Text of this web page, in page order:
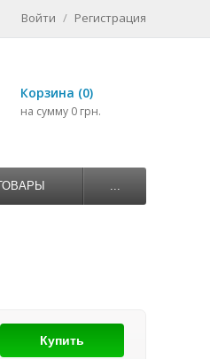
Войти / Регистрация
Корзина (0)
на сумму 0 грн.
...
Купить